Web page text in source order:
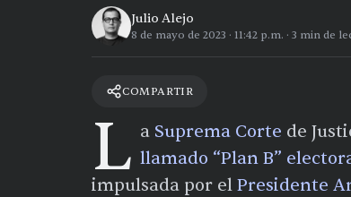
Julio Alejo
8 de mayo de 2023 · 11:42 p.m. · 3 min de
COMPARTIR
L a Suprema Corte de
llamado “Plan B”
impulsada por el Presidente